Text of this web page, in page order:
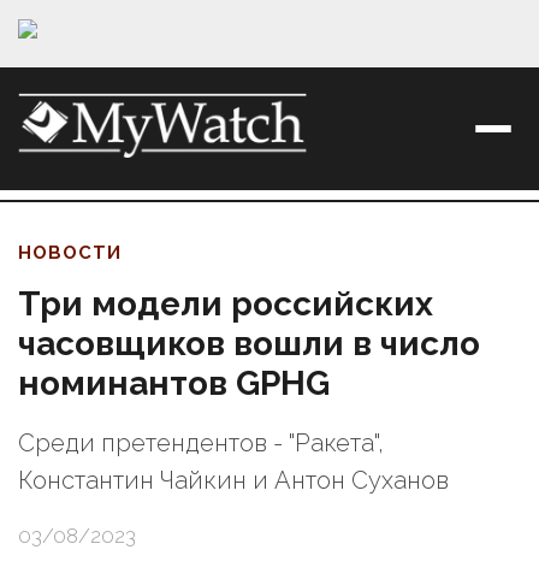
НОВОСТИ
Три модели российских
часовщиков вошли в число
номинантов GPHG
Среди претендентов - "Ракета",
Константин Чайкин и Антон Суханов
03/08/2023